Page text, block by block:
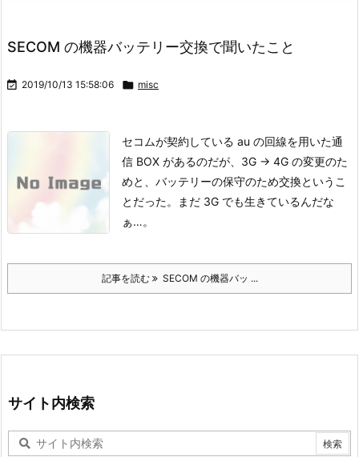
SECOM の機器バッテリー交換で聞いたこと
 2019/10/13 15:58:06  misc
セコムが契約している au の回線を用いた通
信 BOX があるのだが、3G -> 4G の変更のた
めと、バッテリーの保守のため交換というこ
とだった。
まだ 3G でも生きているんだな
ぁ…。
記事を読む SECOM の機器バッ ...
サイト内検索